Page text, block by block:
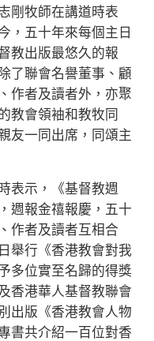
剛牧師在講道時表
，五十年來每個主日
教出版最悠久的報
了聯會名譽董事、顧
作者及讀者外，亦聚
教會領袖和教牧同
友一同出席，同頌主
示，《基督教週
週報金禧報慶，五十
作者及讀者互相合
舉行《香港教會對我
多位實至名歸的得獎
香港華人基督教聯會
出版《香港教會人物
書共介紹一百位對香